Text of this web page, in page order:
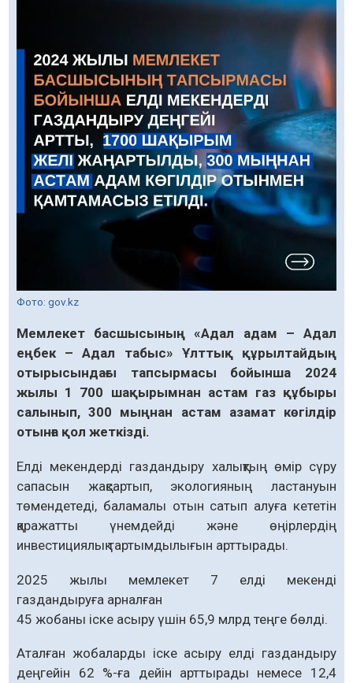
Фото: gov.kz
Мемлекет басшысының «Адал адам – Адал
еңбек – Адал табыс» Ұлттық құрылтайдың
отырысындағы тапсырмасы бойынша 2024
жылы 1 700 шақырымнан астам газ құбыры
салынып, 300 мыңнан астам азамат көгілдір
отынға қол жеткізді.
Елді мекендерді газдандыру халықтың өмір сүру
сапасын жақсартып, экологияның ластануын
төмендетеді, баламалы отын сатып алуға кететін
қаражатты үнемдейді және өңірлердің
инвестициялық тартымдылығын арттырады.
2025 жылы мемлекет 7 елді мекенді
газдандыруға арналған
45 жобаны іске асыру үшін 65,9 млрд теңге бөлді.
Аталған жобаларды іске асыру елді газдандыру
деңгейін 62 %-ға дейін арттырады немесе 12,4